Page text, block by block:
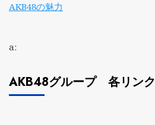
AKB48の魅力
a:
AKB48グループ 各リンク